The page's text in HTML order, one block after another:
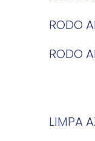
RODO
RODO
LIMPA